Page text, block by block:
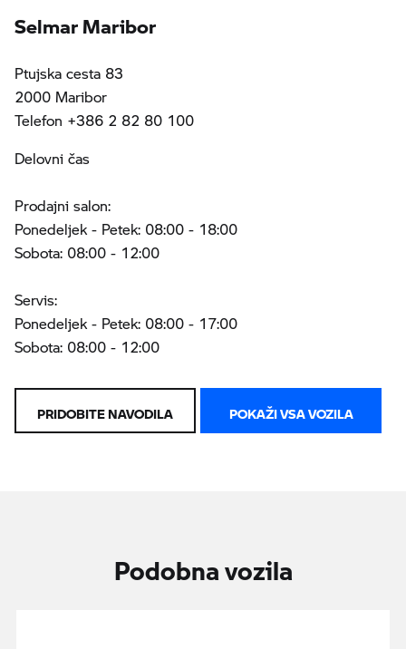
Selmar Maribor
Ptujska cesta 83
2000 Maribor
Telefon +386 2 82 80 100
Delovni čas
Prodajni salon:
Ponedeljek - Petek: 08:00 - 18:00
Sobota: 08:00 - 12:00
Servis:
Ponedeljek - Petek: 08:00 - 17:00
Sobota: 08:00 - 12:00
PRIDOBITE NAVODILA POKAŽI VSA VOZILA
Podobna vozila